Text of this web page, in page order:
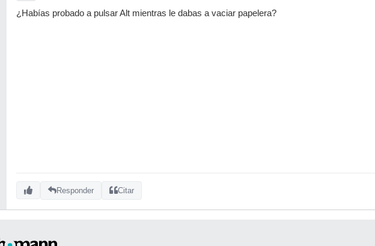
¿Habías probado a pulsar Alt mientras le dabas a vaciar papelera?
Responder Citar